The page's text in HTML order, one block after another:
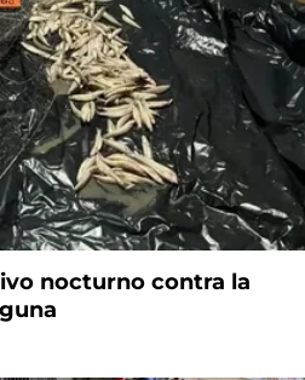
nocturno contra la